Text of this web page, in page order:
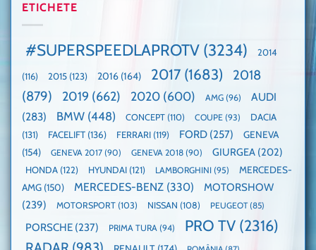
mai
mare
paradă
de
dube
pe
Nurburgring
EV3
câștigătoare,
domină
WCOTY
ETICHETE
#SUPERSPEEDLAPROTV (3234) 2014
(116) 2015 (123) 2016 (164) 2017 (1683)
2018
(879)
2019 (662) 2020 (600) AMG (96)
AUDI
(283)
BMW (448) CONCEPT (110) COUPE (93)
DACIA
(131)
FACELIFT (136) FERRARI (119) FORD (257)
GENEVA
(154)
GENEVA 2017 (90) GENEVA 2018 (90) GIURGEA (202)
HONDA (122) HYUNDAI (121) LAMBORGHINI (95)
MERCEDES-
AMG (150) MERCEDES-BENZ (330)
MOTORSHOW
(239)
MOTORSPORT (103) NISSAN (108) PEUGEOT(85)
PORSCHE (237) PRIMA TURA (94) PRO TV (2316)